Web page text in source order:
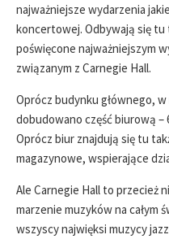
najważniejsze wydarzenia
koncertowej. Odbywają się
poświęcone najważniejszym
związanym z Carnegie Hall.
Oprócz budynku głównego,
dobudowano część biurową –
Oprócz biur znajdują się tu
magazynowe, wspierające
Ale Carnegie Hall to przecież
marzenie muzyków na całym
wszyscy najwięksi muzycy